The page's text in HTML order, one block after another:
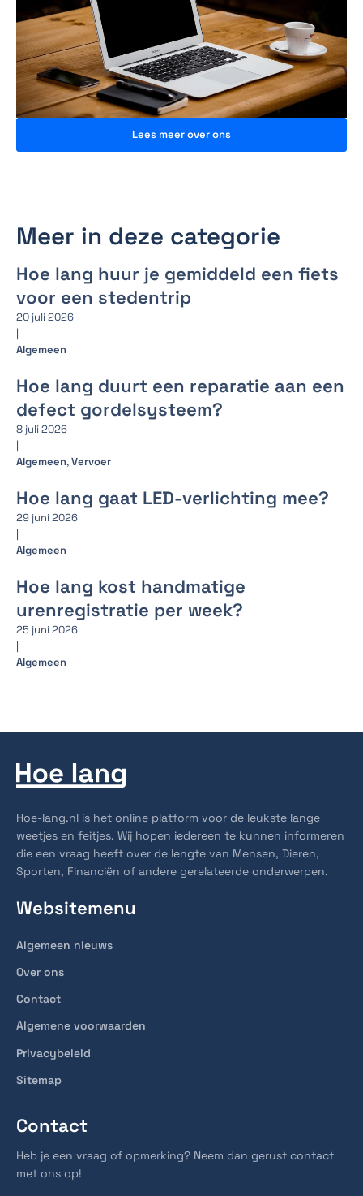
Lees meer over ons
Meer in deze categorie
Hoe lang huur je gemiddeld een fiets
voor een stedentrip
20 juli 2026
|
Algemeen
Hoe lang duurt een reparatie aan een
defect gordelsysteem?
8 juli 2026
|
Algemeen,Vervoer
Hoe lang gaat LED-verlichting mee?
29 juni 2026
|
Algemeen
Hoe lang kost handmatige
urenregistratie per week?
25 juni 2026
|
Algemeen
Hoe-lang.nl is het online platform voor de leukste lange
weetjes en feitjes. Wij hopen iedereen te kunnen informeren
die een vraag heeft over de lengte van Mensen, Dieren,
Sporten, Financiën of andere gerelateerde onderwerpen.
Websitemenu
Algemeen nieuws
Over ons
Contact
Algemene voorwaarden
Privacybeleid
Sitemap
Contact
Heb je een vraag of opmerking? Neem dan gerust contact
met ons op!